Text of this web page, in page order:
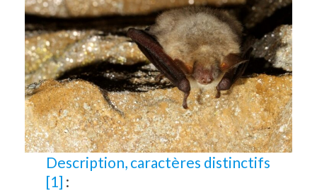
Description, caractères distinctifs
[1] :